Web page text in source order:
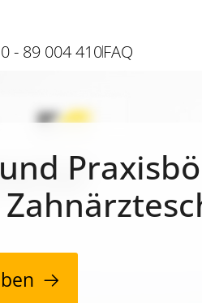
- 89 004 410FAQ